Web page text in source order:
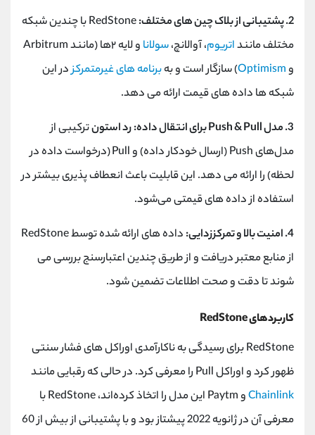
2. پشتیبانی از بلاک چین ‌های مختلف:
RedStone با چندین شبکه
مختلف ماننداتریوم، آوالانچ،سولانا
و لایه ۲‌ها (مانند Arbitrum
وOptimism) سازگار است و بهبرنامه ‌های غیرمتمرکزدر این
شبکه ‌ها داده ‌های قیمت ارائه می‌ دهد.
3. مدل Push & Pull برای انتقال داده:
رد استونترکیبی از
مدل‌های Push (ارسال خودکار داده) و Pull (درخواست داده در
لحظه) را ارائه می‌ دهد. این قابلیت باعث انعطاف ‌پذیری بیشتر در
استفاده از داده ‌های قیمتی می‌شود.
4. امنیت بالا و تمرکززدایی:
داده ‌های ارائه ‌شده توسط RedStone
از منابع معتبر دریافت و از طریق چندین اعتبارسنج بررسی می‌
شوند تا دقت و صحت اطلاعات تضمین شود.
کاربردهای RedStone
RedStone برای رسیدگی به ناکارآمدی اوراکل ‌های فشار سنتی
ظهور کرد و اوراکل Pull را معرفی کرد. در حالی که رقبایی مانند
Chainlink
و Paytm این مدل را اتخاذ کرده‌اند، RedStone با
معرفی آن در ژانویه 2022 پیشتاز بود و با پشتیبانی از بیش از 60